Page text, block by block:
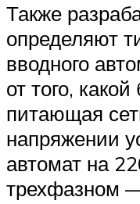
Также
определяют
вводного
от того,
питающая
напряжении
автомат на
трехфазном